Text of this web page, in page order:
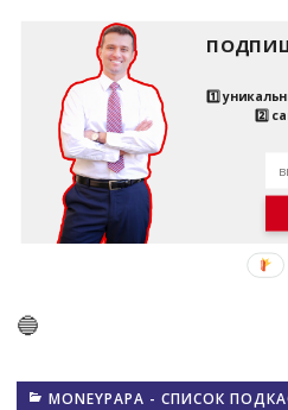
1️⃣
2️⃣
🔵
MONEYPAPA - СПИСОК